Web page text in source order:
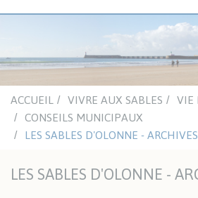
ACCUEIL VIVRE AUX SABLES
VIE
CONSEILS MUNICIPAUX
LES SABLES D'OLONNE -
LES SABLES D'OLONNE -